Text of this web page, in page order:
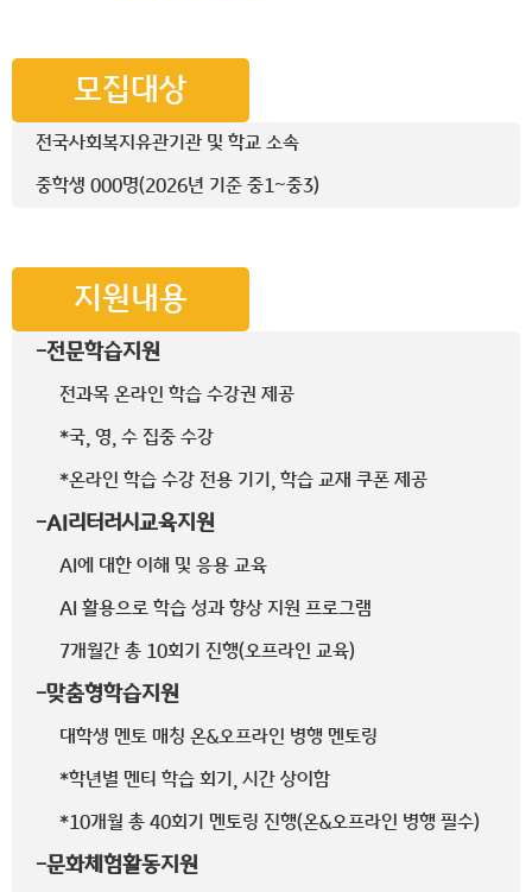
모집대상
전국사회복지유관기관 및 학교 소속
중학생 000명(2026년 기준 중1~중3)
지원내용
-전문학습지원
전과목 온라인 학습 수강권 제공
*국, 영, 수 집중 수강
*온라인 학습 수강 전용 기기, 학습 교재 쿠폰 제공
-AI리터러시교육지원
AI에 대한 이해 및 응용 교육
AI 활용으로 학습 성과 향상 지원 프로그램
7개월간 총 10회기 진행(오프라인 교육)
-맞춤형학습지원
대학생 멘토 매칭 온&오프라인 병행 멘토링
*학년별 멘티 학습 회기, 시간 상이함
*10개월 총 40회기 멘토링 진행(온&오프라인 병행 필수)
-문화체험활동지원